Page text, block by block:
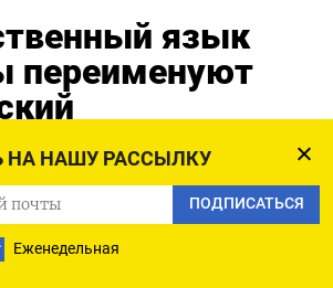
НА НАШУ РАССЫЛКУ
ПОДПИСАТЬСЯ
Еженедельная
язык
переименуют